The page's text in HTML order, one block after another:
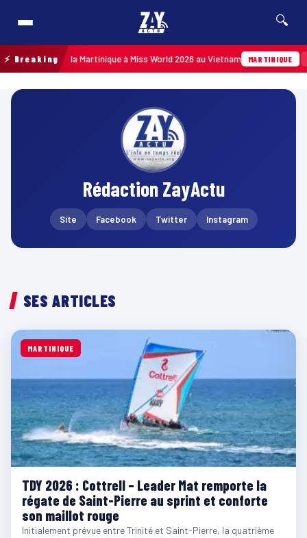
🔍
⚡ Breakingla Martinique à Miss World 2026 au Vietnam MARTINIQUE Hier ·
Rédaction ZayActu
Site Facebook Twitter Instagram
SES ARTICLES
MARTINIQUE
TDY 2026 : Cottrell – Leader Mat remporte la
régate de Saint-Pierre au sprint et conforte
son maillot rouge
Initialement prévue entre Trinité et Saint-Pierre, la quatrième